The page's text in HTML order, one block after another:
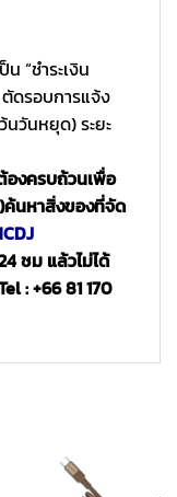
“ชำระเงิน
ดรอบการแจ้ง
นวันหยุด) ระยะ
งครบถ้วนเพื่อ
ค้นหาสิ่งของที่จัด
ชม แล้วไม่ได้
: +66 81 170